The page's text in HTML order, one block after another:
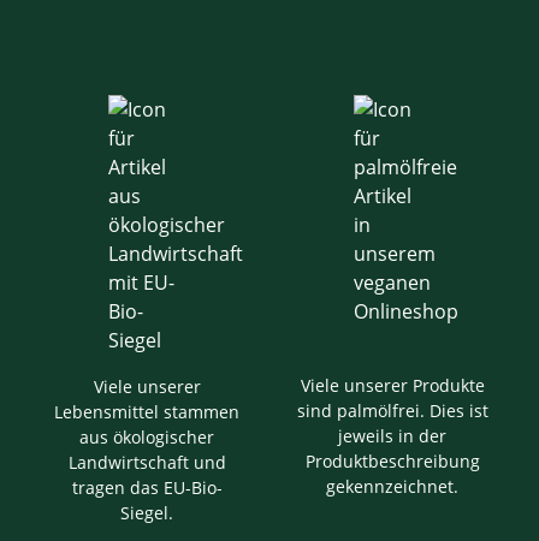
Viele unserer
Lebensmittel stammen
aus ökologischer
Landwirtschaft und
tragen das EU-Bio-
Siegel.
Viele unserer Produkte
sind palmölfrei. Dies ist
jeweils in der
Produktbeschreibung
gekennzeichnet.